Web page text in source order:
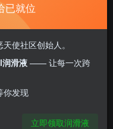
多平台无忧创
常了解呢？经常关
妇科检查吗？举起
已就位
使社区创始人。
滑液 —— 让每一次跨
你发现
立即领取润滑液